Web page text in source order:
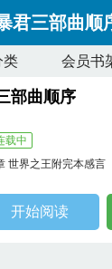
君三部曲顺
类 会员书
部曲顺序
载中
世界之王附完本感言
开始阅读